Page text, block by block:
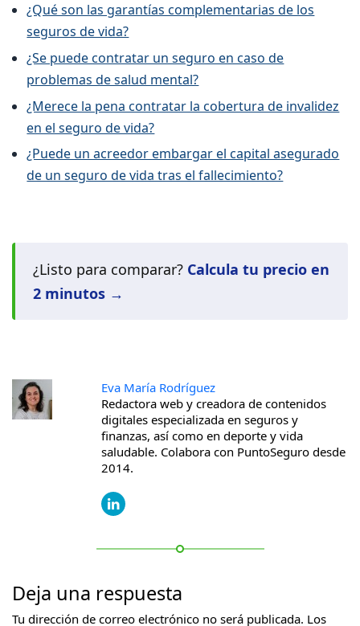
¿Qué son las garantías complementarias de los
seguros de vida?
¿Se puede contratar un seguro en caso de
problemas de salud mental?
¿Merece la pena contratar la cobertura de invalidez
en el seguro de vida?
¿Puede un acreedor embargar el capital asegurado
de un seguro de vida tras el fallecimiento?
¿Listo para comparar? Calcula tu precio en
2 minutos →
Eva María Rodríguez
Redactora web y creadora de contenidos
digitales especializada en seguros y
finanzas, así como en deporte y vida
saludable. Colabora con PuntoSeguro desde
2014.
Deja una respuesta
Tu dirección de correo electrónico no será publicada. Los